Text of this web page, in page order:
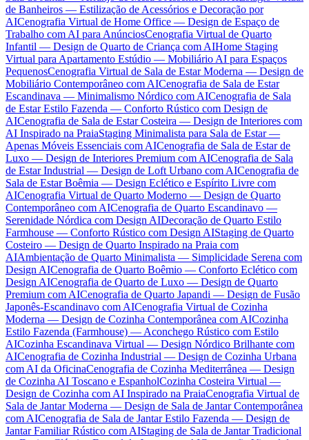
de Banheiros — Estilização de Acessórios e Decoração por
AICenografia Virtual de Home Office — Design de Espaço de
Trabalho com AI para AnúnciosCenografia Virtual de Quarto
Infantil — Design de Quarto de Criança com AIHome Staging
Virtual para Apartamento Estúdio — Mobiliário AI para Espaços
PequenosCenografia Virtual de Sala de Estar Moderna — Design de
Mobiliário Contemporâneo com AICenografia de Sala de Estar
Escandinava — Minimalismo Nórdico com AICenografia de Sala
de Estar Estilo Fazenda — Conforto Rústico com Design de
AICenografia de Sala de Estar Costeira — Design de Interiores com
AI Inspirado na PraiaStaging Minimalista para Sala de Estar —
Apenas Móveis Essenciais com AICenografia de Sala de Estar de
Luxo — Design de Interiores Premium com AICenografia de Sala
de Estar Industrial — Design de Loft Urbano com AICenografia de
Sala de Estar Boêmia — Design Eclético e Espírito Livre com
AICenografia Virtual de Quarto Moderno — Design de Quarto
Contemporâneo com AICenografia de Quarto Escandinavo —
Serenidade Nórdica com Design AIDecoração de Quarto Estilo
Farmhouse — Conforto Rústico com Design AIStaging de Quarto
Costeiro — Design de Quarto Inspirado na Praia com
AIAmbientação de Quarto Minimalista — Simplicidade Serena com
Design AICenografia de Quarto Boêmio — Conforto Eclético com
Design AICenografia de Quarto de Luxo — Design de Quarto
Premium com AICenografia de Quarto Japandi — Design de Fusão
Japonês-Escandinavo com AICenografia Virtual de Cozinha
Moderna — Design de Cozinha Contemporânea com AICozinha
Estilo Fazenda (Farmhouse) — Aconchego Rústico com Estilo
AICozinha Escandinava Virtual — Design Nórdico Brilhante com
AICenografia de Cozinha Industrial — Design de Cozinha Urbana
com AI da OficinaCenografia de Cozinha Mediterrânea — Design
de Cozinha AI Toscano e EspanholCozinha Costeira Virtual —
Design de Cozinha com AI Inspirado na PraiaCenografia Virtual de
Sala de Jantar Moderna — Design de Sala de Jantar Contemporânea
com AICenografia de Sala de Jantar Estilo Fazenda — Design de
Jantar Familiar Rústico com AIStaging de Sala de Jantar Tradicional